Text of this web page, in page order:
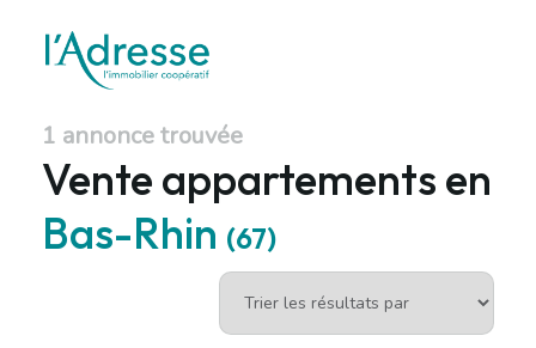
1 annonce trouvée
Vente appartements en
Bas-Rhin (67)